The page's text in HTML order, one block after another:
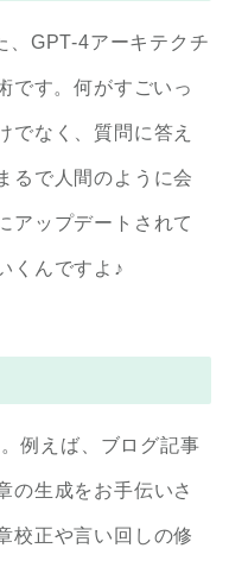
GPT-4アーキテクチ
です。何がすごいっ
でなく、質問に答え
るで人間のように会
アップデートされて
くんですよ♪
例えば、ブログ記事
の生成をお手伝いさ
校正や言い回しの修